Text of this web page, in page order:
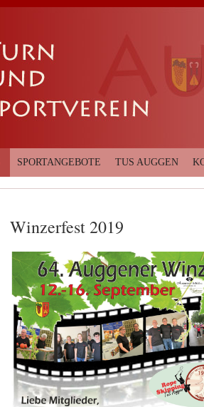
SPORTANGEBOTE TUS AUGGEN
Winzerfest 2019